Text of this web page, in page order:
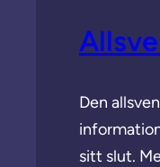
Den
sitt slut.